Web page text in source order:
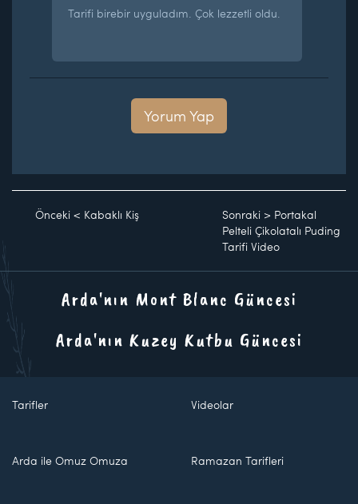
Tarifi birebir uyguladım. Çok lezzetli oldu.
Yorum Yap
Önceki < Kabaklı Kiş Sonraki > Portakal
Pelteli Çikolatalı Puding
Tarifi Video
Arda'nın Mont Blanc Güncesi
Arda'nın Kuzey Kutbu Güncesi
Tarifler Videolar
Arda ile Omuz Omuza Ramazan Tarifleri